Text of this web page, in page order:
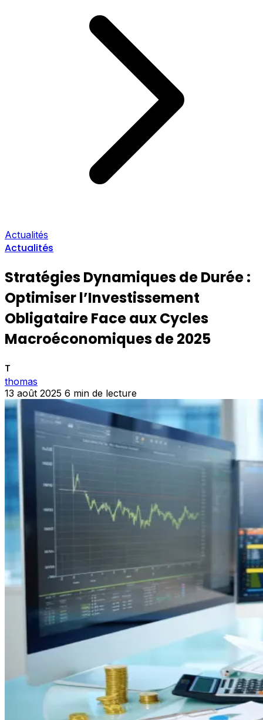
Actualités
Actualités
Stratégies Dynamiques de Durée :
Optimiser l’Investissement
Obligataire Face aux Cycles
Macroéconomiques de 2025
T
thomas
13 août 2025 6 min de lecture